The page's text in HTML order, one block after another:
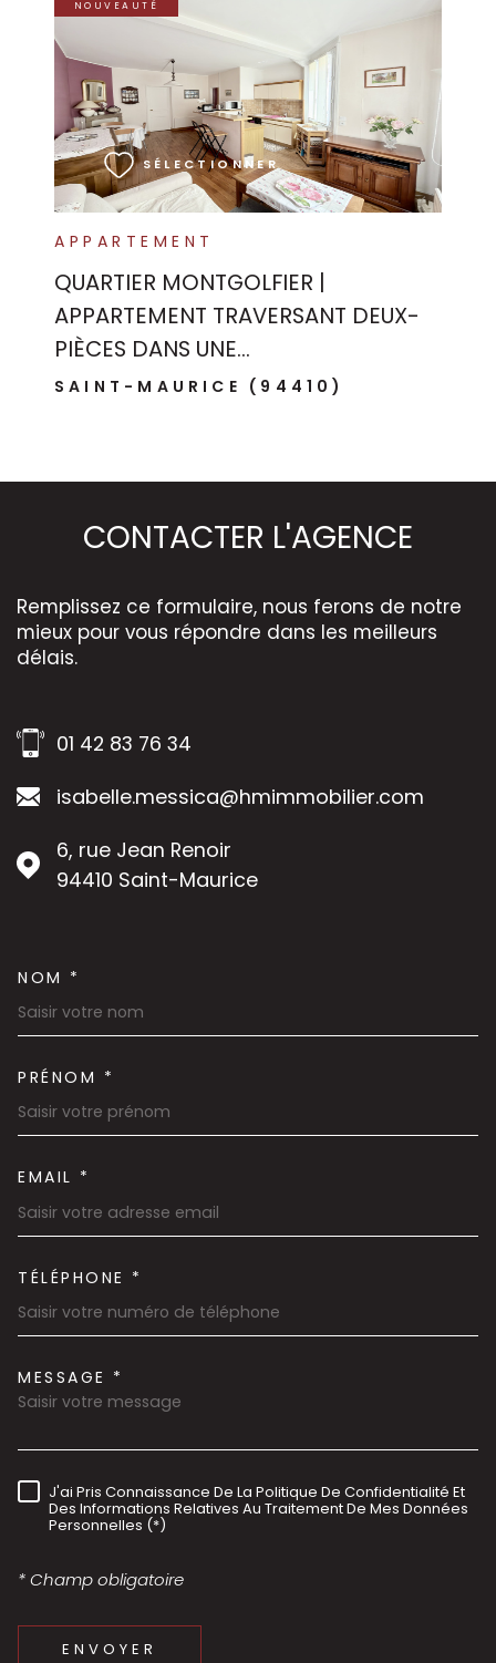
Ce site est protégé par reCAPTCHA, les
Confidentialité
Conditions d'utilisation
Google s'appliquent.
APPARTEMENT
QUARTIER MONTGOLFIER |
APPARTEMENT TRAVERSANT DEUX-
PIÈCES DANS UNE...
SAINT-MAURICE (94410)
NOUVEAUTÉ
SÉLECTIONNER
VOIR LE BIEN
CONTACTER L'AGENCE
Remplissez ce formulaire, nous ferons de notre
mieux pour vous répondre dans les meilleurs
délais.
01 42 83 76 34
isabelle.messica@hmimmobilier.com
6, rue Jean Renoir
94410
Saint-Maurice
NOM *
PRÉNOM *
EMAIL *
TÉLÉPHONE *
MESSAGE *
RÈGLEMENTATION
J'ai Pris Connaissance De La Politique De Confidentialité Et
Des Informations Relatives Au Traitement De Mes Données
Personnelles (*)
* Champ obligatoire
ENVOYER